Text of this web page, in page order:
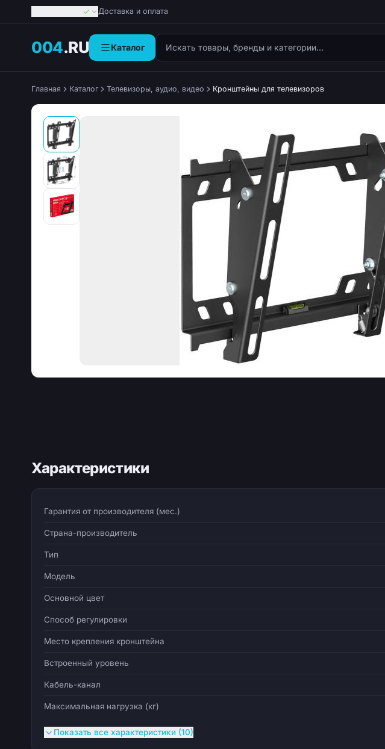
Доставка и оплата
004.RU Каталог
Поиск товаров
Главная Каталог Телевизоры, аудио, видео Кронштейны для телевизоров
Характеристики
Гарантия от производителя (мес.)
Страна-производитель
Тип
Модель
Основной цвет
Способ регулировки
Место крепления кронштейна
Встроенный уровень
Кабель-канал
Максимальная нагрузка (кг)
Показать все характеристики (10)